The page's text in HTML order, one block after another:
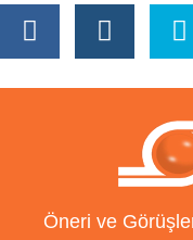
Öneri ve